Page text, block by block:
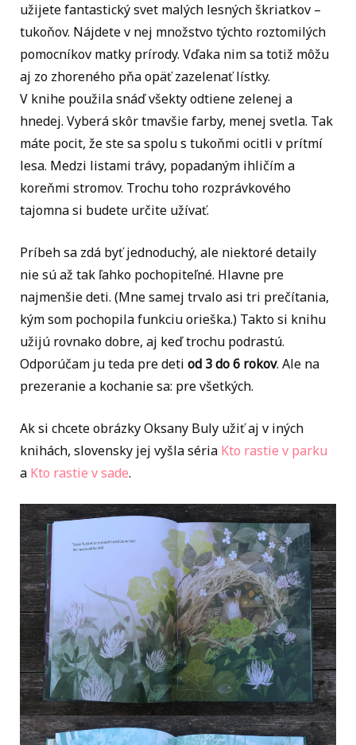
užijete fantastický svet malých lesných škriatkov –
tukoňov. Nájdete v nej množstvo týchto roztomilých
pomocníkov matky prírody. Vďaka nim sa totiž môžu
aj zo zhoreného pňa opäť zazelenať lístky.
V knihe použila snáď všekty odtiene zelenej a
hnedej. Vyberá skôr tmavšie farby, menej svetla. Tak
máte pocit, že ste sa spolu s tukoňmi ocitli v prítmí
lesa. Medzi listami trávy, popadaným ihličím a
koreňmi stromov. Trochu toho rozprávkového
tajomna si budete určite užívať.
Príbeh sa zdá byť jednoduchý, ale niektoré detaily
nie sú až tak ľahko pochopiteľné. Hlavne pre
najmenšie deti. (Mne samej trvalo asi tri prečítania,
kým som pochopila funkciu orieška.) Takto si knihu
užijú rovnako dobre, aj keď trochu podrastú.
Odporúčam ju teda pre deti od 3 do 6 rokov. Ale na
prezeranie a kochanie sa: pre všetkých.
Ak si chcete obrázky Oksany Buly užiť aj v iných
knihách, slovensky jej vyšla séria Kto rastie v parku
a Kto rastie v sade.